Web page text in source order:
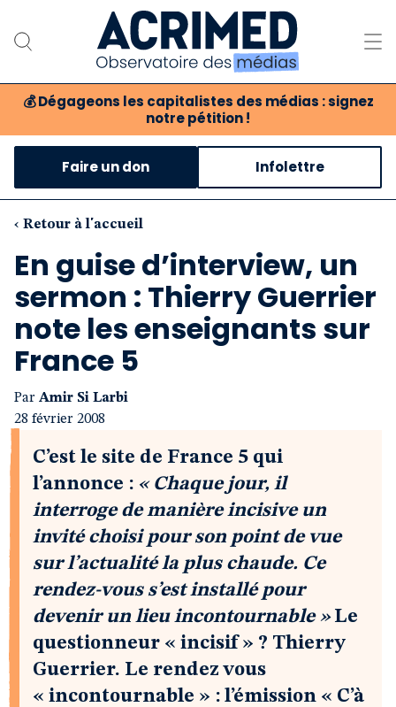
💰 Dégageons les capitalistes des médias : signez
notre pétition !
Notre association
Notre critique des médias
Nos propositions
Notre revue
Boutique
Faire un don Infolettre
‹ Retour à l'accueil
En guise d’interview, un
sermon : Thierry Guerrier
note les enseignants sur
France 5
Par Amir Si Larbi
28 février 2008
C’est le site de France 5 qui
l’annonce : « Chaque jour, il
interroge de manière incisive un
invité choisi pour son point de vue
sur l’actualité la plus chaude. Ce
rendez-vous s’est installé pour
devenir un lieu incontournable »Le
questionneur « incisif » ? Thierry
Guerrier. Le rendez vous
« incontournable » : l’émission « C’à